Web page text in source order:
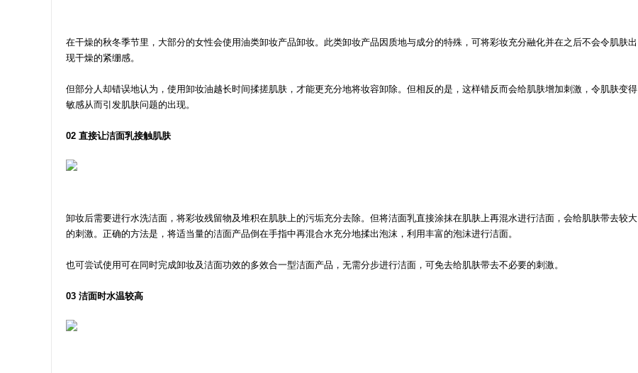
在干燥的秋冬季节里，大部分的女性会使用油类卸妆产品卸妆。此类卸妆产品因质地与成分的特殊，可将彩妆充分融化并在之后不会令肌肤出
现干燥的紧绷感。
但部分人却错误地认为，使用卸妆油越长时间揉搓肌肤，才能更充分地将妆容卸除。但相反的是，这样错反而会给肌肤增加刺激，令肌肤变得
敏感从而引发肌肤问题的出现。
02 直接让洁面乳接触肌肤
卸妆后需要进行水洗洁面，将彩妆残留物及堆积在肌肤上的污垢充分去除。但将洁面乳直接涂抹在肌肤上再混水进行洁面，会给肌肤带去较大
的刺激。正确的方法是，将适当量的洁面产品倒在手指中再混合水充分地揉出泡沫，利用丰富的泡沫进行洁面。
也可尝试使用可在同时完成卸妆及洁面功效的多效合一型洁面产品，无需分步进行洁面，可免去给肌肤带去不必要的刺激。
03 洁面时水温较高